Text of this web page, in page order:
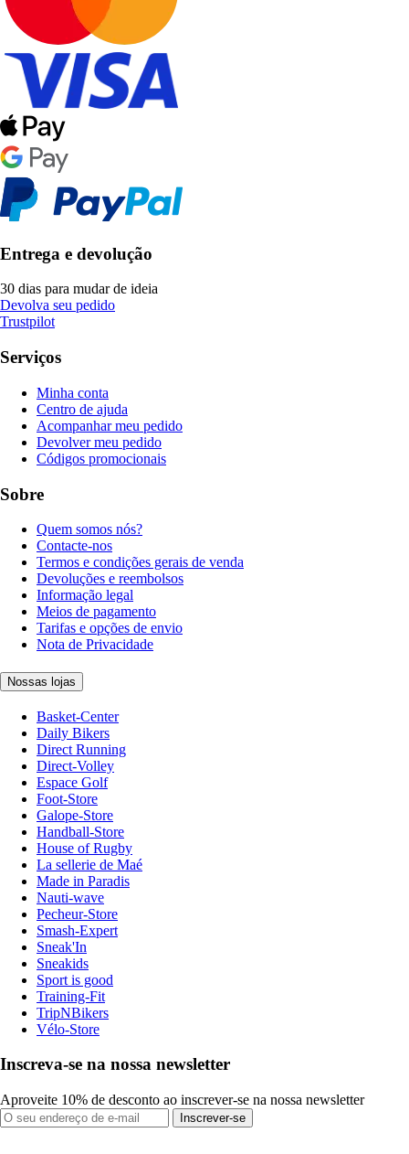
Entrega e devolução
30 dias para mudar de ideia
Devolva seu pedido
Trustpilot
Serviços
Minha conta
Centro de ajuda
Acompanhar meu pedido
Devolver meu pedido
Códigos promocionais
Sobre
Quem somos nós?
Contacte-nos
Termos e condições gerais de venda
Devoluções e reembolsos
Informação legal
Meios de pagamento
Tarifas e opções de envio
Nota de Privacidade
Nossas lojas
Basket-Center
Daily Bikers
Direct Running
Direct-Volley
Espace Golf
Foot-Store
Galope-Store
Handball-Store
House of Rugby
La sellerie de Maé
Made in Paradis
Nauti-wave
Pecheur-Store
Smash-Expert
Sneak'In
Sneakids
Sport is good
Training-Fit
TripNBikers
Vélo-Store
Inscreva-se na nossa newsletter
Aproveite 10% de desconto ao inscrever-se na nossa newsletter
Inscrever-se